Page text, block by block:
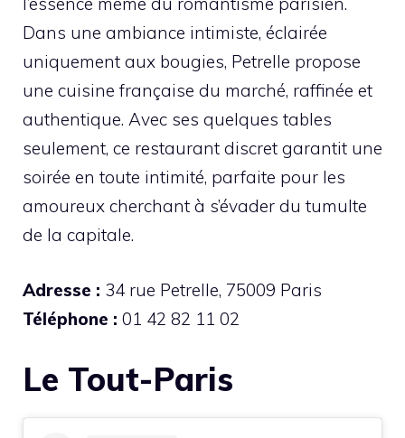
Dans une ambiance intimiste, éclairée
uniquement aux bougies, Petrelle propose
une cuisine française du marché, raffinée et
authentique. Avec ses quelques tables
seulement, ce restaurant discret garantit une
soirée en toute intimité, parfaite pour les
amoureux cherchant à s’évader du tumulte
de la capitale.
Adresse : 34 rue Petrelle, 75009 Paris
Téléphone : 01 42 82 11 02
Le Tout-Paris